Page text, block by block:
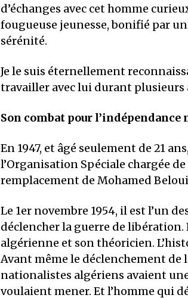
d’échanges avec cet homme
fougueuse jeunesse, bonifié par
sérénité.
Je le suis éternellement
travailler avec lui durant plusieurs
Son combat pour l’indépendance
En 1947, et âgé seulement de 21
l’Organisation Spéciale chargée
remplacement de Mohamed
Le 1er novembre 1954, il est l’un
déclencher la guerre de
algérienne et son théoricien.
Avant même le déclenchement de
nationalistes algériens avaient
voulaient mener. Et l’homme qui